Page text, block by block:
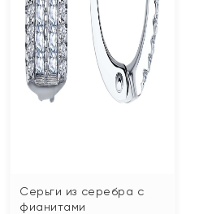
Серьги из серебра с
фианитами